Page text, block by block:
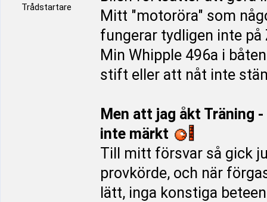
Trådstartare
Mitt "motoröra" som
fungerar tydligen inte
Min Whipple 496a i
stift eller att nåt inte
Men att jag åkt Träning
inte märkt
Till mitt försvar så gick
provkörde, och när
lätt, inga konstiga